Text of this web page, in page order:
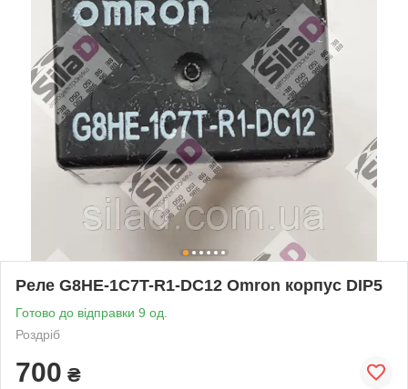
Реле G8HE-1C7T-R1-DC12 Omron корпус DIP5
Готово до відправки 9 од.
Роздріб
700 ₴